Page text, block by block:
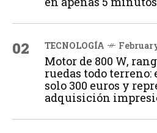
02 TECNOLOGÍA
Motor de 800 W,
ruedas todo terreno:
solo 300 euros y
adquisición